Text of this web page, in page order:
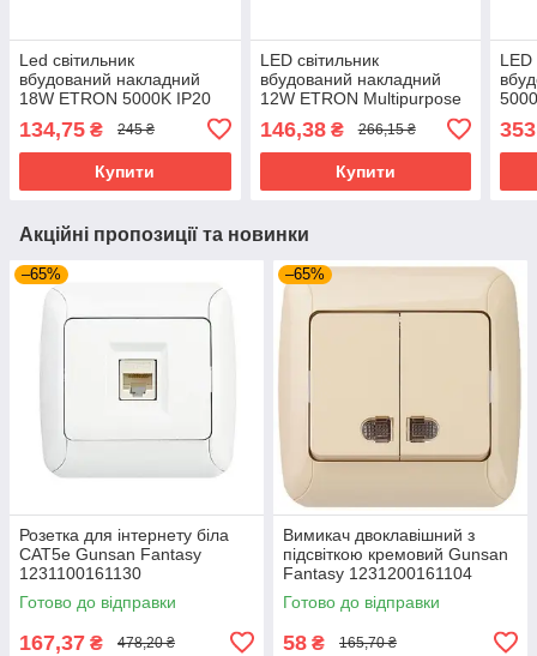
Led світильник
вбудований накладний
18W ETRON 5000K ІР20
134,75 ₴ 245 ₴
Купити
LED світильник
вбудований накладний
12W ETRON Multipurpose
146,38₴ 266,15 ₴
Купити
LED
Акційні пропозиції та новинки
–65%
Розетка для інтернету біла
CAT5e Gunsan Fantasy
1231100161130
Готово до відправки
167,37 ₴ 478,20 ₴
–65%
Вимикач двоклавішний з
підсвіткою кремовий Gunsan
Fantasy 1231200161104
Готово до відправки
58 ₴ 165,70 ₴